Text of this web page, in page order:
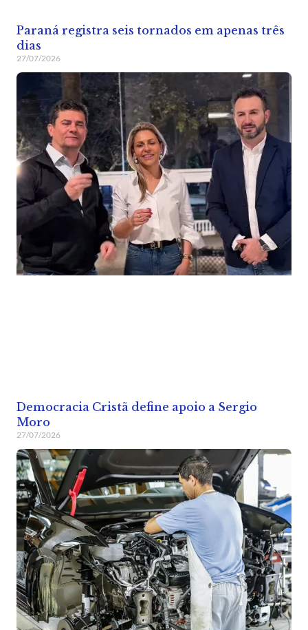
Paraná registra seis tornados em apenas três
dias
27/07/2026
Democracia Cristã define apoio a Sergio
Moro
27/07/2026